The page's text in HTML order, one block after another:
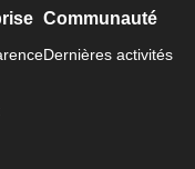
Communauté
Dernières activités